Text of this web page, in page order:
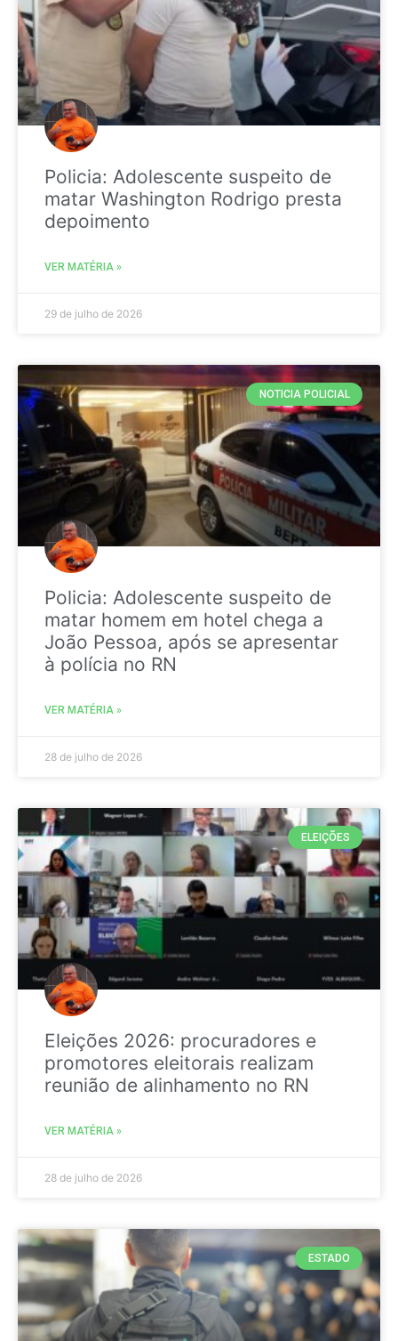
Policia: Adolescente suspeito de
matar Washington Rodrigo presta
depoimento
VER MATÉRIA »
29 de julho de 2026
NOTICIA POLICIAL
Policia: Adolescente suspeito de
matar homem em hotel chega a
João Pessoa, após se apresentar
à polícia no RN
VER MATÉRIA »
28 de julho de 2026
ELEIÇÕES
Eleições 2026: procuradores e
promotores eleitorais realizam
reunião de alinhamento no RN
VER MATÉRIA »
28 de julho de 2026
ESTADO